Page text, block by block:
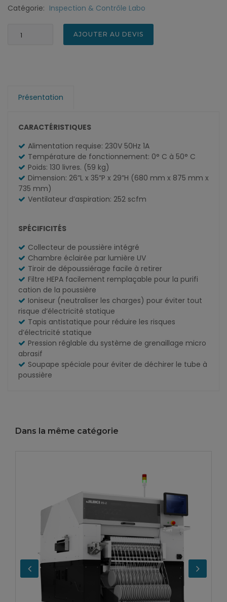
Catégorie: Inspection & Contrôle Labo
AJOUTER AU DEVIS
Présentation
CARACTÉRISTIQUES
Alimentation requise: 230V 50Hz 1A
Température de fonctionnement: 0° C à 50° C
Poids: 130 livres. (59 kg)
Dimension: 26”L x 35”P x 29”H (680 mm x 875 mm x
735 mm)
Ventilateur d’aspiration: 252 scfm
SPÉCIFICITÉS
Collecteur de poussière intégré
Chambre éclairée par lumière UV
Tiroir de dépoussiérage facile à retirer
Filtre HEPA facilement remplaçable pour la purifi
cation de la poussière
Ioniseur (neutraliser les charges) pour éviter tout
risque d’électricité statique
Tapis antistatique pour réduire les risques
d’électricité statique
Pression réglable du système de grenaillage micro
abrasif
Soupape spéciale pour éviter de déchirer le tube à
poussière
Dans la même catégorie